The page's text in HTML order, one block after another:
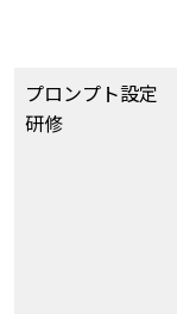
プロンプト設定
研修